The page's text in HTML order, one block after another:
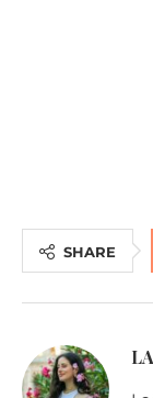
SHARE